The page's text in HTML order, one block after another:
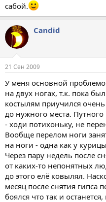
сабой.
Candid
21 Сен 2009
У меня основной
на двух ногах, т.к. пока
костылям приучился
до нужного места.
- ходи потихоньку, не
Вообще перелом ноги
на ноги - одна как у
Через пару недель после
от каких-то непонятных
до этого елё ковылял.
месяц после снятия гипса
боялся что так и